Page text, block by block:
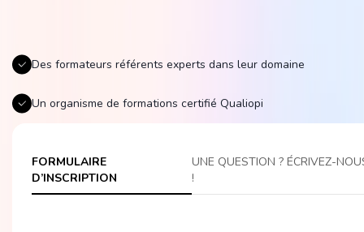
Des formateurs référents experts dans leur domaine
Un organisme de formations certifié Qualiopi
FORMULAIRE
D’INSCRIPTION
UNE QUESTION ? ÉCRIVEZ-
!